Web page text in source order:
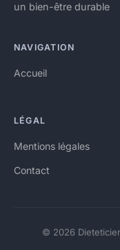
un bien-être durable
NAVIGATION
Accueil
LÉGAL
Mentions légales
Contact
© 2026